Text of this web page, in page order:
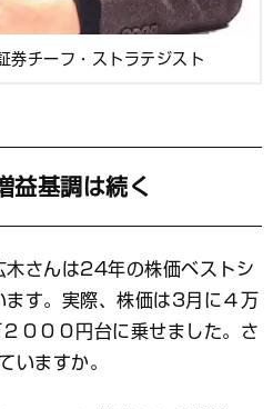
チーフ・ストラテジスト
益基調は続く
さんは24年の株価ベストシ
ます。実際、株価は3月に４万
０００円台に乗せました。さ
いますか。